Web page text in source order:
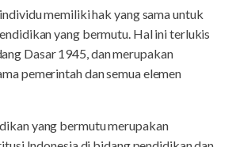
memiliki hak yang sama untuk
yang bermutu. Hal ini terlukis
Dasar 1945, dan merupakan
pemerintah dan semua elemen
yang bermutu merupakan